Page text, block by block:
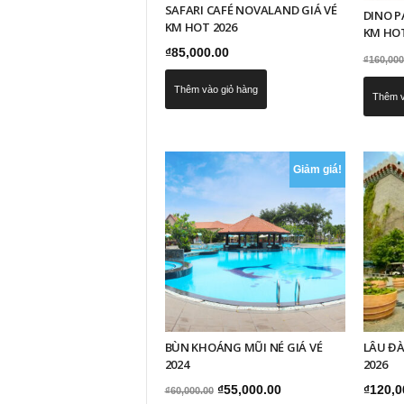
SAFARI CAFÉ NOVALAND GIÁ VÉ
KM HOT 2026
₫85,000.00
Thêm vào giỏ hàng
DINO
KM
₫
Thêm
Giảm giá!
BÙN KHOÁNG MŨI NÉ GIÁ VÉ
2024
₫60,000.00 Giá
₫55,000.00Giá
LÂU
2026
₫